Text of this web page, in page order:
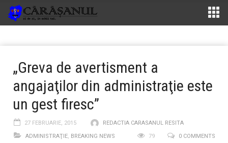
„Greva de avertisment a
angajaţilor din administraţie este
un gest firesc”
27 FEBRUARIE, 2015
REDACTIA CARASANUL RESITA
ADMINISTRAŢIE, BREAKING NEWS 0 COMMENTS
79